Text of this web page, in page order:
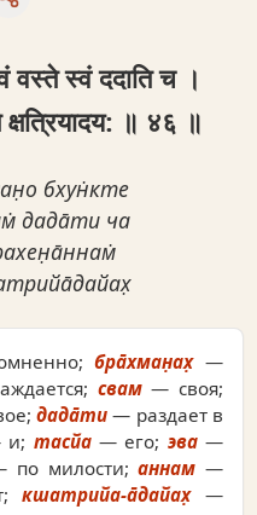
वस्ते स्वं ददाति च ।
॥ ४६ ॥
бхун̇кте
дада̄ти ча
бра̄хман̣ах̣—
свам— своя;
дада̄ти — раздает в
тасйа— его; эва—
милости;аннам —
кшатрийа-а̄дайах̣—